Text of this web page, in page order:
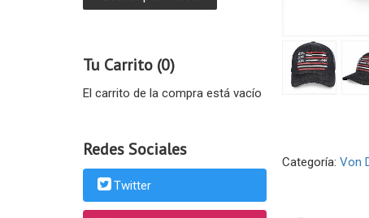
Tu Carrito (0)
El carrito de la compra está vacío
Redes Sociales
Twitter
Categoría: Von